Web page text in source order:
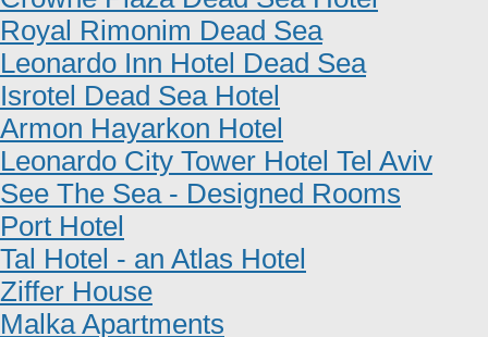
Royal Rimonim Dead Sea
Leonardo Inn Hotel Dead Sea
Isrotel Dead Sea Hotel
Armon Hayarkon Hotel
Leonardo City Tower Hotel Tel Aviv
See The Sea - Designed Rooms
Port Hotel
Tal Hotel - an Atlas Hotel
Ziffer House
Malka Apartments